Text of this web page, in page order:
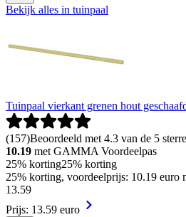
Bekijk alles in tuinpaal
Tuinpaal vierkant grenen hout
(157)Beoordeeld met 4.3 van de 5
10.19 met GAMMA Voordeelpas
25% korting25% korting
25% korting, voordeelprijs: 10.19
13.59
Prijs: 13.59 euro